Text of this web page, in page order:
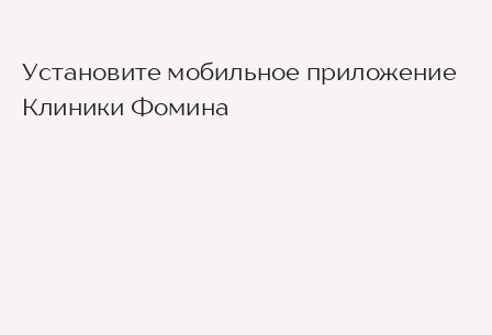
Ведущие врачи региона
Установите мобильное приложение
Клиники Фомина